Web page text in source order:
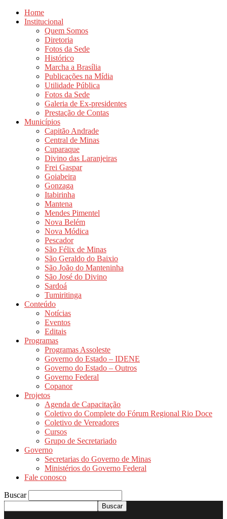
Home
Institucional
Quem Somos
Diretoria
Fotos da Sede
Histórico
Marcha a Brasília
Publicações na Mídia
Utilidade Pública
Fotos da Sede
Galeria de Ex-presidentes
Prestação de Contas
Municípios
Capitão Andrade
Central de Minas
Cuparaque
Divino das Laranjeiras
Frei Gaspar
Goiabeira
Gonzaga
Itabirinha
Mantena
Mendes Pimentel
Nova Belém
Nova Módica
Pescador
São Félix de Minas
São Geraldo do Baixio
São João do Manteninha
São José do Divino
Sardoá
Tumiritinga
Conteúdo
Notícias
Eventos
Editais
Programas
Programas Assoleste
Governo do Estado – IDENE
Governo do Estado – Outros
Governo Federal
Copanor
Projetos
Agenda de Capacitação
Coletivo do Complete do Fórum Regional Rio Doce
Coletivo de Vereadores
Cursos
Grupo de Secretariado
Governo
Secretarias do Governo de Minas
Ministérios do Governo Federal
Fale conosco
Buscar